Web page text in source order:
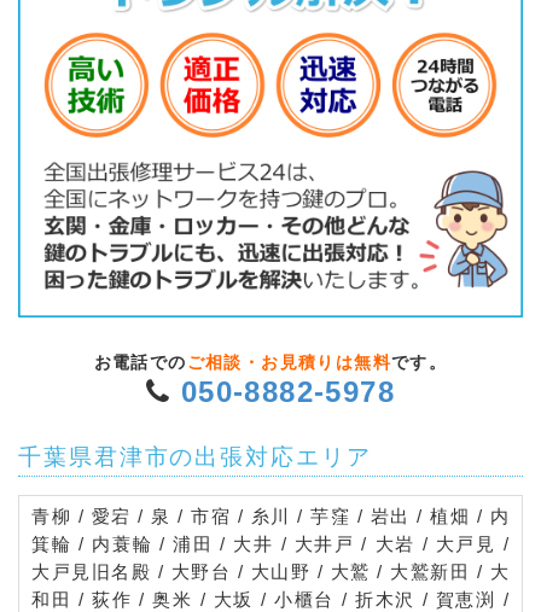
お電話での ご相談・お見積りは無料です。
050-8882-5978
千葉県君津市の出張対応エリア
青柳 / 愛宕 / 泉 / 市宿 / 糸川 / 芋窪 / 岩出 / 植畑 / 内
箕輪 / 内蓑輪 / 浦田 / 大井 / 大井戸 / 大岩 / 大戸見 /
大戸見旧名殿 / 大野台 / 大山野 / 大鷲 / 大鷲新田 / 大
和田 / 荻作 / 奥米 / 大坂 / 小櫃台 / 折木沢 / 賀恵渕 /